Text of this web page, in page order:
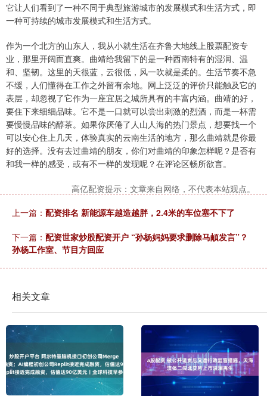
它让人们看到了一种不同于典型旅游城市的发展模式和生活方式，即
一种可持续的城市发展模式和生活方式。
作为一个北方的山东人，我从小就生活在齐鲁大地线上股票配资专
业，那里开阔而直爽。曲靖给我留下的是一种西南特有的湿润、温
和、坚韧。这里的天很蓝，云很低，风一吹就是柔的。生活节奏不急
不缓，人们懂得在工作之外留有余地。网上泛泛的评价只能触及它的
表层，却忽视了它作为一座宜居之城所具有的丰富内涵。曲靖的好，
要住下来细细品味。它不是一口就可以尝出刺激的烈酒，而是一杯需
要慢慢品味的醇茶。如果你厌倦了人山人海的热门景点，想要找一个
可以安心住上几天，体验真实的云南生活的地方，那么曲靖就是你最
好的选择。没有去过曲靖的朋友，你们对曲靖的印象怎样呢？是否有
和我一样的感受，或有不一样的发现呢？在评论区畅所欲言。
高亿配资提示：文章来自网络，不代表本站观点。
上一篇： 配资排名 新能源车越造越胖，2.4米的车位塞不下了
下一篇： 配资世家炒股配资开户 “孙杨妈妈要求删除马頔发言”？
孙杨工作室、节目方回应
相关文章